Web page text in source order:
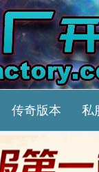
传奇版本 私